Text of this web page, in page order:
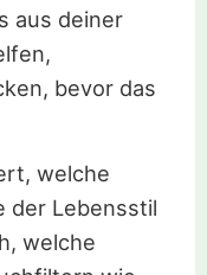
aus deiner
bevor das
welche
der Lebensstil
welche